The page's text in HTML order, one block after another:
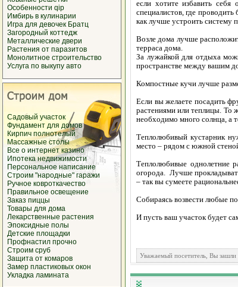
Особенности qip
Имбирь в кулинарии
Игра для девочек Братц
Загородный коттедж
Металлические двери
Растения от паразитов
Монолитное строительство
Услуга по выкупу авто
Садовый участок
Фундамент для домов
Кирпич полнотелый
Массажные столы
Все о интернет казино
Ипотека недвижимости
Персональное написание
Строим "народные" гаражи
Ручное ковроткачество
Правильное освещение
Заказ пиццы
Товары для дома
Лекарственные растения
Эпоксидные полы
Детские площадки
Профнастил прочно
Строим сруб
Защита от комаров
Замер пластиковых окон
Укладка ламината
если хотите избавить
специалистов, где
как лучше устроить систему
Возле дома лучше
терраса дома.
За лужайкой для отдыха
пространстве между вашим
Компостные кучи лучше
Если вы желаете посадить
растениями или теплицы. То
необходимо много солнца, а
Теплолюбивый кустарник
место – рядом с южной
Теплолюбивые однолетние
огорода. Лучше
– так вы сумеете
Собираясь возвести любые
И пусть ваш участок будет
Уважаемый посетитель, Вы зашли